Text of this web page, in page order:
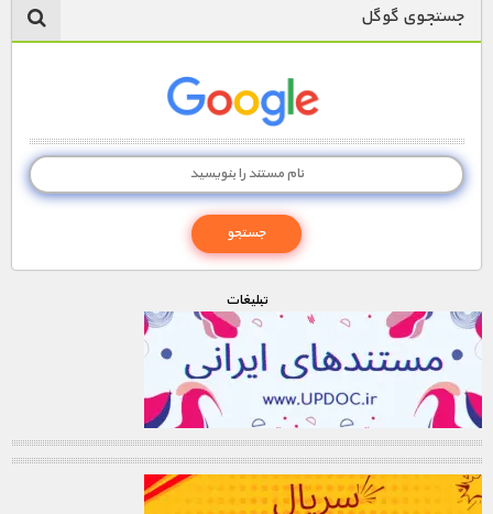
جستجوی گوگل
تبليغات